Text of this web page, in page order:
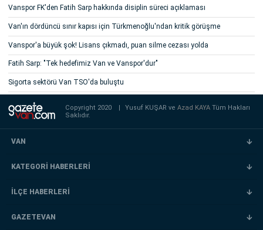
Vanspor FK'den Fatih Sarp hakkında disiplin süreci açıklaması
Van'ın dördüncü sınır kapısı için Türkmenoğlu'ndan kritik görüşme
Vanspor'a büyük şok! Lisans çıkmadı, puan silme cezası yolda
Fatih Sarp: "Tek hedefimiz Van ve Vanspor'dur"
Sigorta sektörü Van TSO'da buluştu
Copyright 2020 | Yusuf KUŞAR veAzad KAYATüm Hakları
Saklıdır.
VAN
KATEGORİ HABERLERİ
İLÇE HABERLERİ
GAZETEVAN